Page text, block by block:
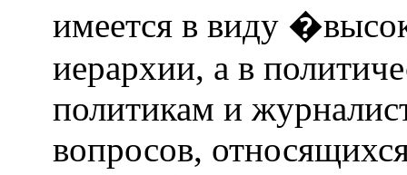
имеется в виду
иерархии, а в
политикам и
вопросов,